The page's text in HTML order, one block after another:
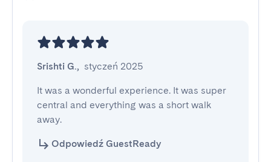
Srishti G., styczeń 2025
It was a wonderful experience. It was super
central and everything was a short walk
away.
Odpowiedź GuestReady